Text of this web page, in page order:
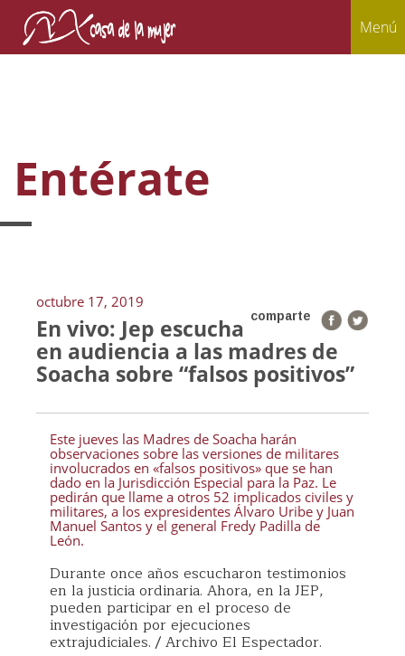
Menú
Entérate
octubre 17, 2019
comparte
En vivo: Jep escucha
en audiencia a las madres de
Soacha sobre “falsos positivos”
Este jueves las Madres de Soacha harán
observaciones sobre las versiones de militares
involucrados en «falsos positivos» que se han
dado en la Jurisdicción Especial para la Paz. Le
pedirán que llame a otros 52 implicados civiles y
militares, a los expresidentes Álvaro Uribe y Juan
Manuel Santos y el general Fredy Padilla de
León.
Durante once años escucharon testimonios
en la justicia ordinaria. Ahora, en la JEP,
pueden participar en el proceso de
investigación por ejecuciones
extrajudiciales. / Archivo El Espectador.